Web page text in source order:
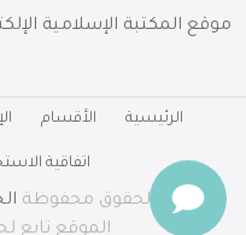
موقع المكتبة الإسلامية
الرئيسية الأقسام
اتفاقية
جميع الحقوق محفوظة
الموقع تابع